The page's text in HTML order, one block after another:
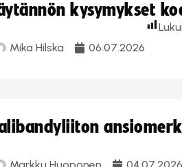
kysymykset
Mika Hilska 06.07.2026